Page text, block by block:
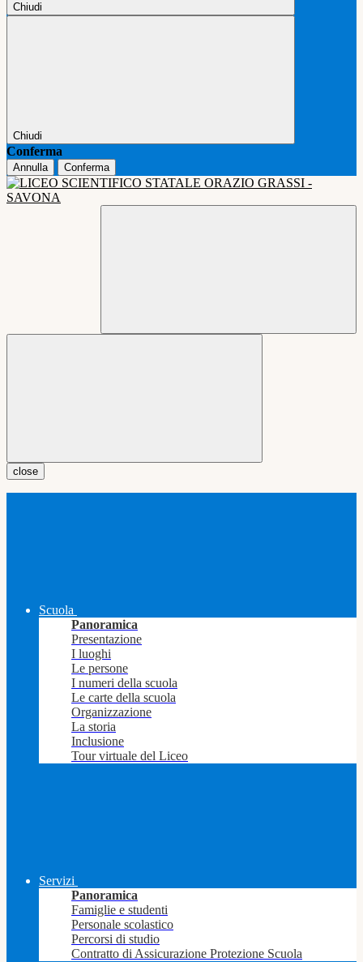
Chiudi
Chiudi
Conferma
Annulla Conferma
close
Scuola
Panoramica
Presentazione
I luoghi
Le persone
I numeri della scuola
Le carte della scuola
Organizzazione
La storia
Inclusione
Tour virtuale del Liceo
Servizi
Panoramica
Famiglie e studenti
Personale scolastico
Percorsi di studio
Contratto di Assicurazione Protezione Scuola